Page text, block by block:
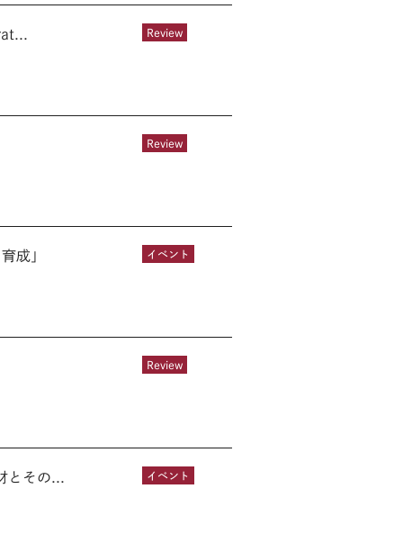
Review
Review
イベント
成」
Review
イベント
その...